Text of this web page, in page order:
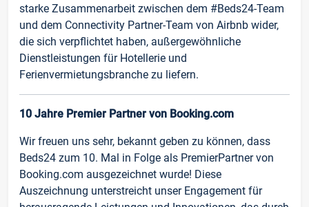
starke Zusammenarbeit zwischen dem #Beds24-Team
und dem Connectivity Partner-Team von Airbnb wider,
die sich verpflichtet haben, außergewöhnliche
Dienstleistungen für Hotellerie und
Ferienvermietungsbranche zu liefern.
10 Jahre Premier Partner von Booking.com
Wir freuen uns sehr, bekannt geben zu können, dass
Beds24 zum 10. Mal in Folge als PremierPartner von
Booking.com ausgezeichnet wurde! Diese
Auszeichnung unterstreicht unser Engagement für